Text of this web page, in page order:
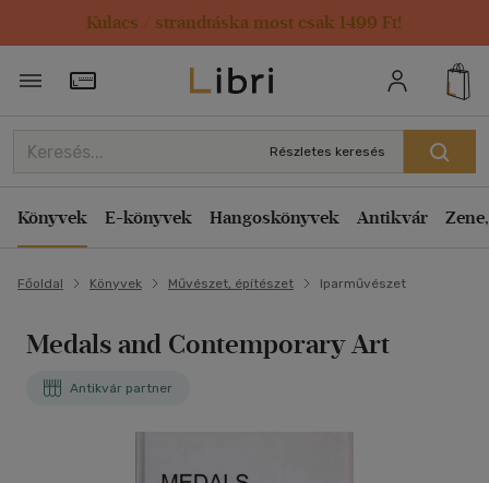
Kulacs / strandtáska most csak 1499 Ft!
Törzsvásárlói Kártya adatai
Részletes keresés
Könyvek E-könyvek Hangoskönyvek Antikvár
Főoldal Könyvek Művészet, építészet Iparművészet
Medals and Contemporary Art
Antikvár partner